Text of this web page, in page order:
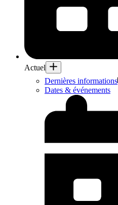
Actuel
Dernières informations
Dates & événements